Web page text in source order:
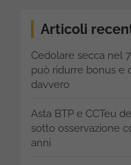
Articoli
Cedolare secca nel
può ridurre bonus e
davvero
Asta BTP e CCTeu
sotto osservazione
anni